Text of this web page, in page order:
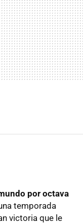
por octava
temporada
victoria que le